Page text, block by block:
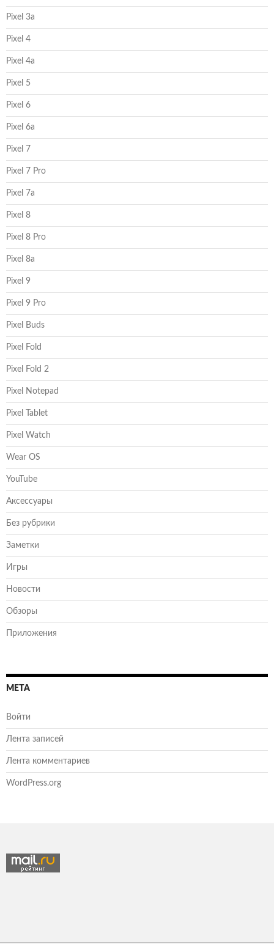
Pixel 3a
Pixel 4
Pixel 4a
Pixel 5
Pixel 6
Pixel 6a
Pixel 7
Pixel 7 Pro
Pixel 7a
Pixel 8
Pixel 8 Pro
Pixel 8a
Pixel 9
Pixel 9 Pro
Pixel Buds
Pixel Fold
Pixel Fold 2
Pixel Notepad
Pixel Tablet
Pixel Watch
Wear OS
YouTube
Аксессуары
Без рубрики
Заметки
Игры
Новости
Обзоры
Приложения
МЕТА
Войти
Лента записей
Лента комментариев
WordPress.org